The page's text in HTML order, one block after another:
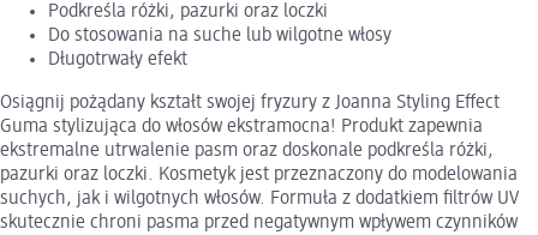
Podkreśla różki, pazurki oraz loczki
Do stosowania na suche lub wilgotne włosy
Długotrwały efekt
Osiągnij pożądany kształt swojej fryzury z Joanna Styling Effect
Guma stylizująca do włosów ekstramocna! Produkt zapewnia
ekstremalne utrwalenie pasm oraz doskonale podkreśla różki,
pazurki oraz loczki. Kosmetyk jest przeznaczony do modelowania
suchych, jak i wilgotnych włosów. Formuła z dodatkiem filtrów UV
skutecznie chroni pasma przed negatywnym wpływem czynników